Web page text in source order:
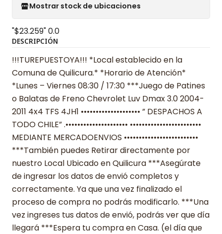
Mostrar stock de ubicaciones
"$23.259"0.0
DESCRIPCIÓN
!!!TUREPUESTOYA!!! *Local establecido en la
Comuna de Quilicura.* *Horario de Atención*
*Lunes – Viernes 08:30 / 17:30 ***Juego de Patines
o Balatas de Freno Chevrolet Luv Dmax 3.0 2004-
2011 4x4 TFS 4JH1 •••••••••••••••••••• ” DESPACHOS A
TODO CHILE” .••••••••••••••••••••• ••••••••••••••••••••••••
MEDIANTE MERCADOENVIOS •••••••••••••••••••••••••
***También puedes Retirar directamente por
nuestro Local Ubicado en Quilicura ***Asegúrate
de ingresar los datos de envió completos y
correctamente. Ya que una vez finalizado el
proceso de compra no podrás modificarlo. ***Una
vez ingreses tus datos de envió, podrás ver que día
llegará ***Espera tu compra en Casa. (el día que